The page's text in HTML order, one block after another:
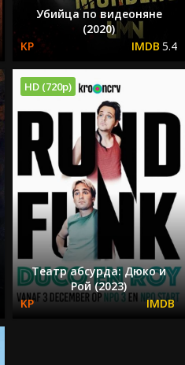
Убийца по видеоняне
(2020)
5.4
HD (720p)
Театр абсурда: Дюко и
Рой (2023)